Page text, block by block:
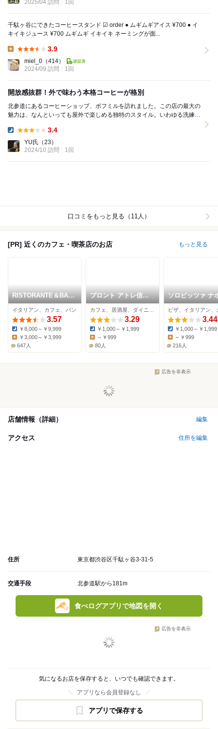
2025/04 訪問
1回
千駄ヶ谷にできたコーヒースタンド ︎︎︎︎︎︎☑︎ order ● ムギムギアイス ¥700 ● イ
キイキジュース ¥700 ムギムギ イキイキ ネーミングが面...
3.9
miel_0 （414）
2024/09 訪問
1回
開放感抜群！外で味わう本格コーヒーが格別
北参道にあるコーヒーショップ、ボフミルを訪れました。この店の最大の
魅力は、なんといっても屋外で楽しめる独特のスタイル。いわゆる洗練さ
3.4
YU氏 （23）
2024/10 訪問
1回
口コミをもっと見る（11人）
[PR] 近くのカフェ・喫茶店のお店 もっと見る
RISTORANTE＆BAR
EVOLTA
イタリアン、カフェ、パン
3.57
Dinner:
￥8,000～￥9,999
￥3,000～￥3,999
647人
プロント アトレ信濃
町店
3.29
Dinner:
￥1,000～￥1,999
Lunch:
～￥999
80人
ソロピッツァ ナ
ターナ 東京国立
場店
ピザ、イタリアン、
3.44
Dinner:
￥1,000～￥1,999
～￥999
216人
広告を非表示
店舗情報（詳細） 編集
アクセス 住所を編集
住所 東京都渋谷区千駄ヶ谷3-31-5
交通手段 北参道駅から181m
食べログアプリで地図を開く
広告を非表示
気になるお店を保存すると、いつでも確認できます。
アプリなら会員登録なし
アプリで保存する